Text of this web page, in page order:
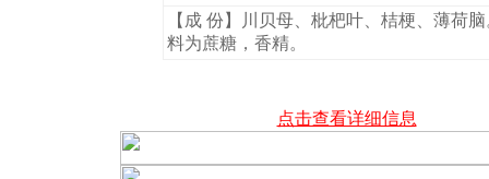
【成 份】川贝母、枇杷叶、桔梗、薄荷
料为蔗糖，香精。
点击查看详细信息